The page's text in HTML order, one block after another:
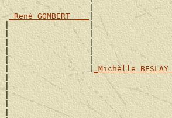
|
_René GOMBERT ___|
|                 |
|                 |
|                 |
|                 |
|                 |                   |
|                 | _Michèlle BESLAY
|
|                                     |
|
|
|